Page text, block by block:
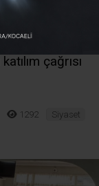
Kolları,
çağrısı
1292 Siyaset